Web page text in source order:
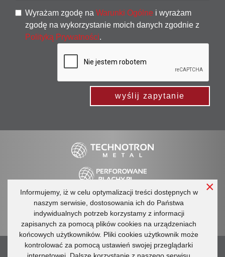
Informujemy, iż w celu optymalizacji treści dostępnych w
naszym serwisie, dostosowania ich do Państwa
indywidualnych potrzeb korzystamy z informacji
zapisanych za pomocą plików cookies na urządzeniach
końcowych użytkowników. Pliki cookies użytkownik może
kontrolować za pomocą ustawień swojej przeglądarki
×
Wyrażam zgodę na Warunki Ogólne i wyrażam
zgodę na wykorzystanie moich danych zgodnie z
Polityką Prywatności.
wyślij zapytanie
Regulamin
Ogólne warunki handlowe
Polityka prywatności
Katalogi
Technotron Metal Ogrodzenia Technotron
tel.: +48 660 596 748